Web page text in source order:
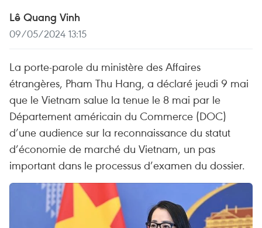
Lê Quang Vinh
09/05/2024 13:15
La porte-parole du ministère des Affaires
étrangères, Pham Thu Hang, a déclaré jeudi 9 mai
que le Vietnam salue la tenue le 8 mai par le
Département américain du Commerce (DOC)
d’une audience sur la reconnaissance du statut
d’économie de marché du Vietnam, un pas
important dans le processus d’examen du dossier.